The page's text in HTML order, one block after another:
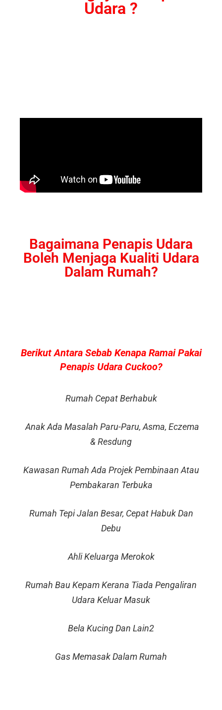
Udara ?
Bagaimana Penapis Udara
Boleh Menjaga Kualiti Udara
Dalam Rumah?
Berikut Antara Sebab Kenapa Ramai Pakai
Penapis Udara Cuckoo?
Rumah Cepat Berhabuk
Anak Ada Masalah Paru-Paru, Asma, Eczema
& Resdung
Kawasan Rumah Ada Projek Pembinaan Atau
Pembakaran Terbuka
Rumah Tepi Jalan Besar, Cepat Habuk Dan
Debu
Ahli Keluarga Merokok
Rumah Bau Kepam Kerana Tiada Pengaliran
Udara Keluar Masuk
Bela Kucing Dan Lain2
Gas Memasak Dalam Rumah